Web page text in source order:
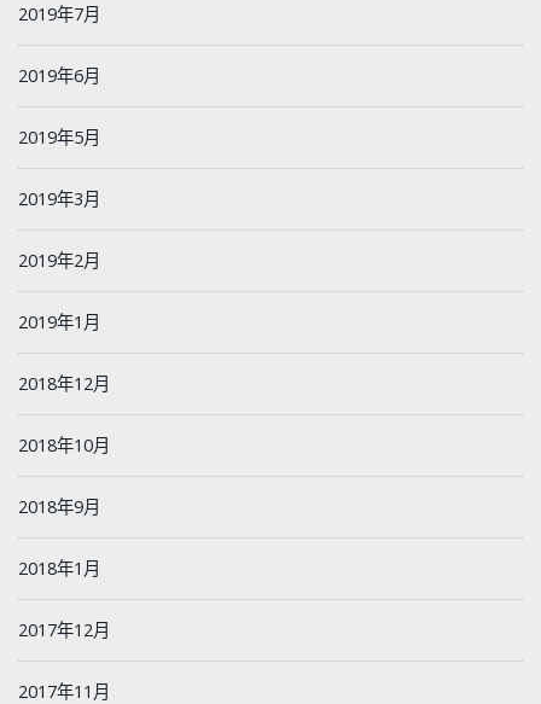
2019年7月
2019年6月
2019年5月
2019年3月
2019年2月
2019年1月
2018年12月
2018年10月
2018年9月
2018年1月
2017年12月
2017年11月